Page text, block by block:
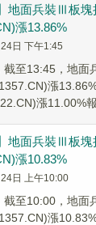
地面兵裝Ⅲ板
漲13.86%
日 下午1:45
截至13:45，地
漲
漲11.00%
地面兵裝Ⅲ板
漲10.83%
日 上午10:00
截至10:00，地
漲